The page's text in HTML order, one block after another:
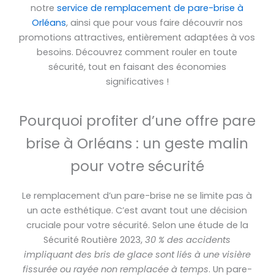
notre service de remplacement de pare-brise à
Orléans, ainsi que pour vous faire découvrir nos
promotions attractives, entièrement adaptées à vos
besoins. Découvrez comment rouler en toute
sécurité, tout en faisant des économies
significatives !
Pourquoi profiter d’une offre pare
brise à Orléans : un geste malin
pour votre sécurité
Le remplacement d’un pare-brise ne se limite pas à
un acte esthétique. C’est avant tout une décision
cruciale pour votre sécurité. Selon une étude de la
Sécurité Routière 2023, 30 % des accidents
impliquant des bris de glace sont liés à une visière
fissurée ou rayée non remplacée à temps. Un pare-